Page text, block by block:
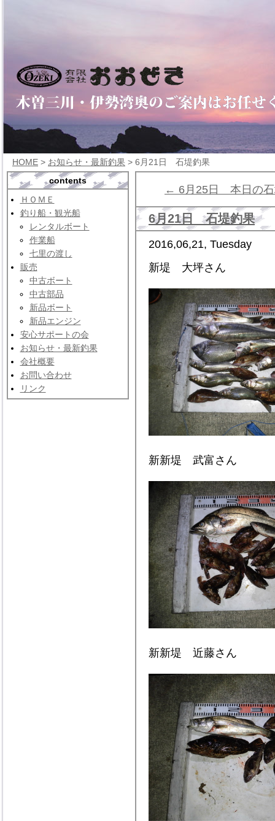
HOME > お知らせ・最新釣果 > 6月21日 石堤釣果
contents
ＨＯＭＥ
釣り船・観光船
レンタルボート
作業船
七里の渡し
販売
中古ボート
中古部品
新品ボート
新品エンジン
安心サポートの会
お知らせ・最新釣果
会社概要
お問い合わせ
リンク
← 6月25日 本日の石
6月21日 石堤釣果
2016,06,21, Tuesday
新堤 大坪さん
新新堤 武富さん
新新堤 近藤さん